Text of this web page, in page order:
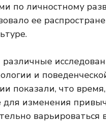
по личностному
ее
и
показали, что время,
для изменения
варьироваться